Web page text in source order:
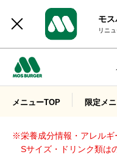
モ
リニ
メニューTOP 限定メ
※栄養成分情報・アレルギ
Sサイズ・ドリンク類は